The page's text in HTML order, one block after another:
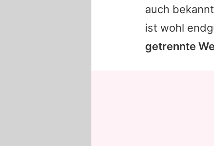
auch
ist wohl
getrennte